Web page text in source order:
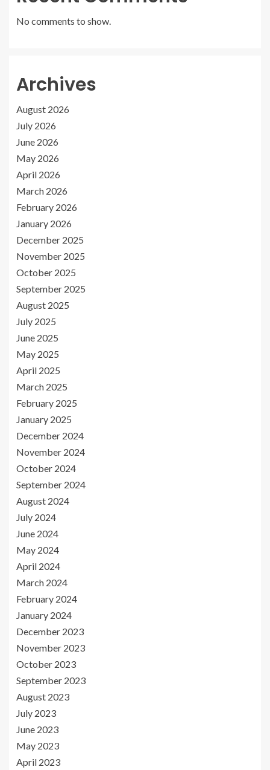
No comments to show.
Archives
August 2026
July 2026
June 2026
May 2026
April 2026
March 2026
February 2026
January 2026
December 2025
November 2025
October 2025
September 2025
August 2025
July 2025
June 2025
May 2025
April 2025
March 2025
February 2025
January 2025
December 2024
November 2024
October 2024
September 2024
August 2024
July 2024
June 2024
May 2024
April 2024
March 2024
February 2024
January 2024
December 2023
November 2023
October 2023
September 2023
August 2023
July 2023
June 2023
May 2023
April 2023